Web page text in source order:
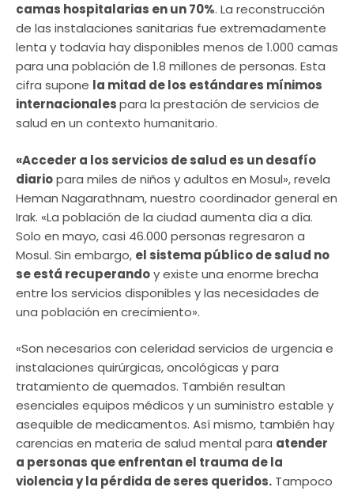
camas hospitalarias en un 70%. La reconstrucción
de las instalaciones sanitarias fue extremadamente
lenta y todavía hay disponibles menos de 1.000 camas
para una población de 1.8 millones de personas. Esta
cifra supone la mitad de los estándares mínimos
internacionalespara la prestación de servicios de
salud en un contexto humanitario.
«Acceder a los servicios de salud es un desafío
diariopara miles de niños y adultos en Mosul», revela
Heman Nagarathnam, nuestro coordinador general en
Irak. «La población de la ciudad aumenta día a día.
Solo en mayo, casi 46.000 personas regresaron a
Mosul. Sin embargo, el sistema público de salud no
se está recuperandoy existe una enorme brecha
entre los servicios disponibles y las necesidades de
una población en crecimiento».
«Son necesarios con celeridad servicios de urgencia e
instalaciones quirúrgicas, oncológicas y para
tratamiento de quemados. También resultan
esenciales equipos médicos y un suministro estable y
asequible de medicamentos. Así mismo, también hay
carencias en materia de salud mental para atender
a personas que enfrentan el trauma de la
violencia y la pérdida de seres queridos. Tampoco